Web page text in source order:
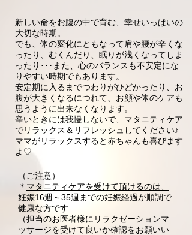
新しい命をお腹の中で育む、幸せいっぱいの
大切な時期。
でも、体の変化にともなって肩や腰が辛くな
ったり、むくんだり、眠りが浅くなってしま
ったり･･･また、心のバランスも不安定にな
りやすい時期でもあります。
安定期に入るまでつわりがひどかったり、お
腹が大きくなるにつれて、お顔や体のケアも
思うように出来なくなります。
​辛いときには我慢しないで、マタニティケア
でリラックス＆リフレッシュしてください♪
ママがリラックスすると赤ちゃんも喜びます
よ♡
​（ご注意）
＊ マタニティケアを受けて頂けるのは、
妊娠16週～35週までの妊娠経過が順調で
健康な方です
（担当のお医者様にリラクゼーションマ
ッサージを受けて良いか確認をお願いい